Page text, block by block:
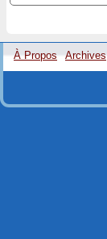
À Propos Archives